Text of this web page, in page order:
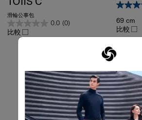
滑輪公事包
比較
69 cm
比較